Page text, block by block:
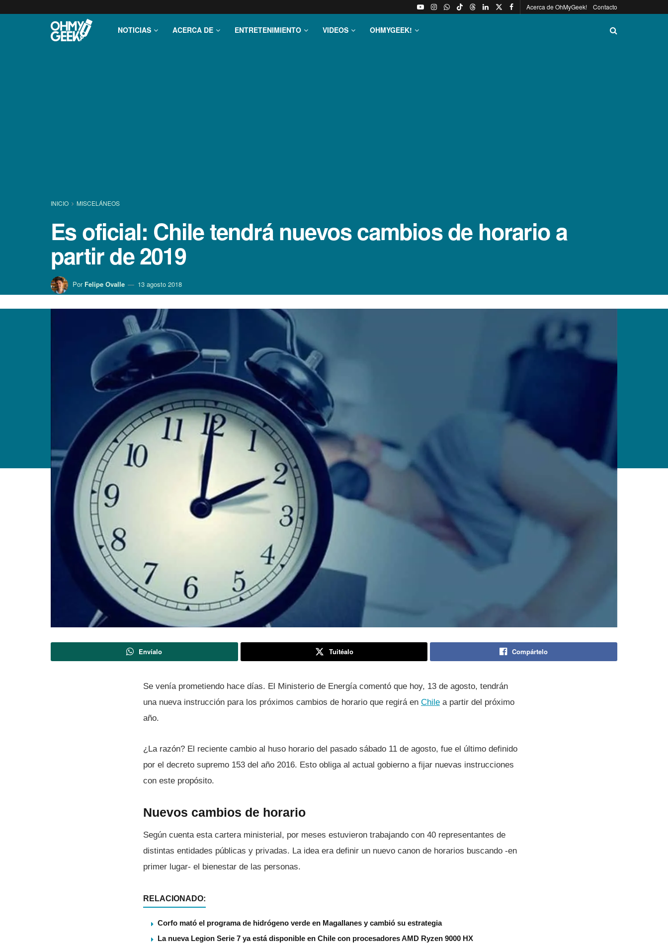
Acerca de OhMyGeek! Contacto
NOTICIAS ACERCA DE ENTRETENIMIENTO VIDEOS OHMYGEEK!
INICIO MISCELÁNEOS
Es oficial: Chile tendrá nuevos cambios de horario a
partir de 2019
Por Felipe Ovalle 13 agosto 2018
Envíalo Tuitéalo Compártelo
Se vení­a prometiendo hace dí­as. El Ministerio de Energí­a comentó que hoy, 13 de agosto, tendrán
una nueva instrucción para los próximos cambios de horario que regirá en Chile a partir del próximo
año.
¿La razón? El reciente cambio al huso horario del pasado sábado 11 de agosto, fue el último definido
por el decreto supremo 153 del año 2016. Esto obliga al actual gobierno a fijar nuevas instrucciones
con este propósito.
Nuevos cambios de horario
Según cuenta esta cartera ministerial, por meses estuvieron trabajando con 40 representantes de
distintas entidades públicas y privadas. La idea era definir un nuevo canon de horarios buscando -en
primer lugar- el bienestar de las personas.
RELACIONADO:
Corfo mató el programa de hidrógeno verde en Magallanes y cambió su estrategia
La nueva Legion Serie 7 ya está disponible en Chile con procesadores AMD Ryzen 9000 HX